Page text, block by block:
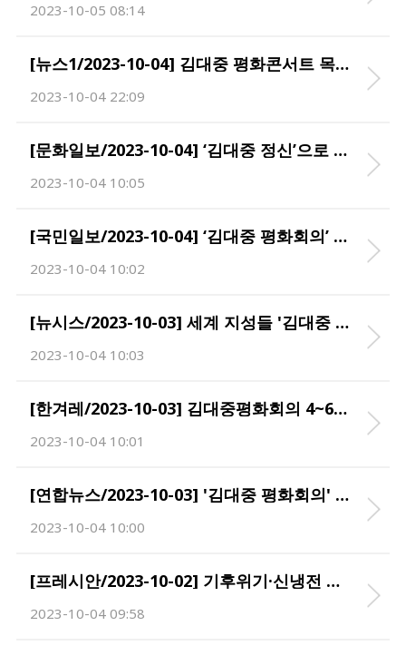
2023-10-05 08:14
[뉴스1/2023-10-04] 김대중 평화콘서트 목포서 개최…평화·화합 주제로 공연
2023-10-04 22:09
[문화일보/2023-10-04] ‘김대중 정신’으로 인류·지구 복합위기 해법 모색
2023-10-04 10:05
[국민일보/2023-10-04] ‘김대중 평화회의’ 오늘 개막
2023-10-04 10:02
[뉴시스/2023-10-03] 세계 지성들 '김대중 정신'으로 인류·지구 복합위기 해법 찾는다
2023-10-04 10:03
[한겨레/2023-10-03] 김대중평화회의 4~6일 전남 신안에서 열린다
2023-10-04 10:01
[연합뉴스/2023-10-03] '김대중 평화회의' 4∼6일 전남서 개최…"인류·지구 해법 모색"
2023-10-04 10:00
[프레시안/2023-10-02] 기후위기·신냉전 등 전지구적 위기 속에 돌아보는 김대중 전 대통령의 '코스모 민주주의'
2023-10-04 09:58